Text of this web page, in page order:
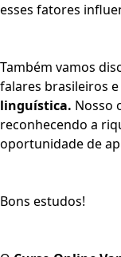
esses fatores
Também vamos
falares brasileiros
linguística. Nosso
reconhecendo a
oportunidade de
Bons estudos!